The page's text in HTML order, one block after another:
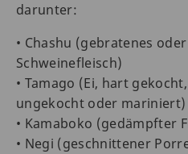
darunter:
• Chashu (gebratenes
Schweinefleisch)
• Tamago (Ei, hart
ungekocht oder mariniert)
• Kamaboko (gedämpfter
• Negi (geschnittener